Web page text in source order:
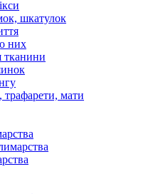
шкатулок
них
тканини
мати